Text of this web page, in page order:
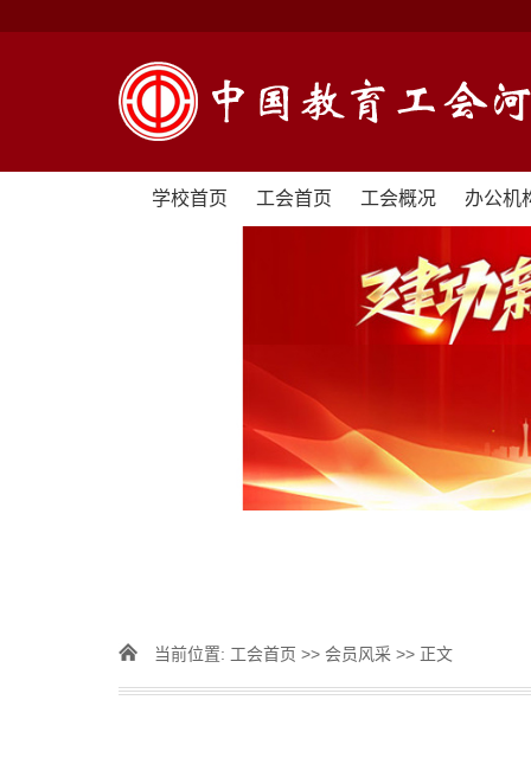
学校首页 工会首页 工会概况 办公机
当前位置: 工会首页 >> 会员风采 >> 正文